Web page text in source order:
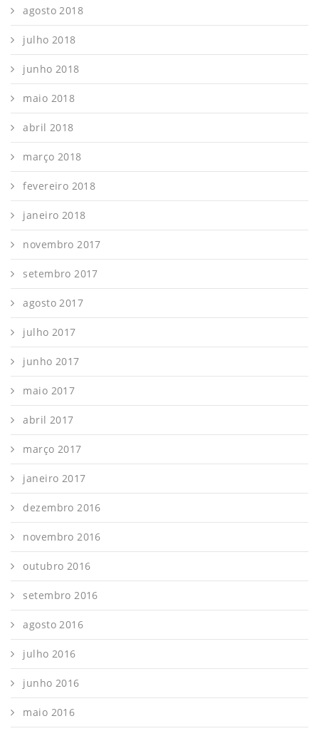
agosto 2018
julho 2018
junho 2018
maio 2018
abril 2018
março 2018
fevereiro 2018
janeiro 2018
novembro 2017
setembro 2017
agosto 2017
julho 2017
junho 2017
maio 2017
abril 2017
março 2017
janeiro 2017
dezembro 2016
novembro 2016
outubro 2016
setembro 2016
agosto 2016
julho 2016
junho 2016
maio 2016